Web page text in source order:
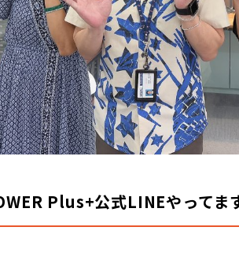
Plus+公式LINEやってま